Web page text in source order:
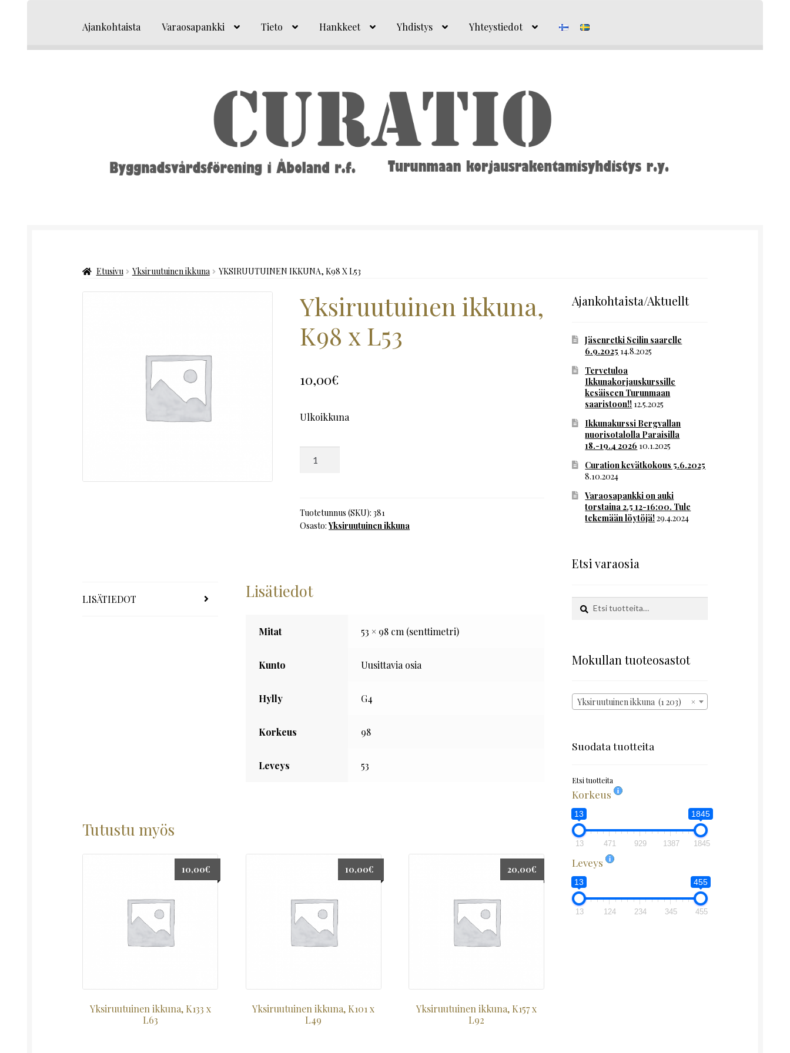
navigointiin
sisältöön
Ajankohtaista Varaosapankki Tieto Hankkeet Yhdistys Yhteystiedot
Etusivu Yksiruutuinen ikkuna YKSIRUUTUINEN IKKUNA, K98 X L53
Yksiruutuinen ikkuna,
K98 x L53
10,00€
Ulkoikkuna
L53
määrä
Tuotetunnus (SKU):381
Osasto:Yksiruutuinen ikkuna
LISÄTIEDOT Lisätiedot
Mitat 53 × 98 cm (senttimetri)
Kunto Uusittavia osia
Hylly G4
Korkeus 98
Leveys 53
Tutustu myös
Yksiruutuinen ikkuna, K133 x
L63
10,00€
Yksiruutuinen ikkuna, K101 x
L49
10,00€
Yksiruutuinen ikkuna, K157 x
L92
20,00€
Ajankohtaista/Aktuellt
Jäsenretki Seilin saarelle
6.9.2025 14.8.2025
Tervetuloa
Ikkunakorjauskurssille
kesäiseen Turunmaan
saaristoon!! 12.5.2025
Ikkunakurssi Bergvallan
nuorisotalolla Paraisilla
18.-19.4 2026 10.1.2025
Curation kevätkokous 5.6.2025
8.10.2024
Varaosapankki on auki
torstaina 2.5 12-16:00. Tule
tekemään löytöjä!29.4.2024
Etsi varaosia
Etsi:
Haku
Mokullan tuoteosastot
×
Yksiruutuinen ikkuna (1 203)
Suodata tuotteita
Etsi tuotteita
Korkeus
13 1845
13 471 929 1387 1845
Leveys
13 455
13 124 234 345 455